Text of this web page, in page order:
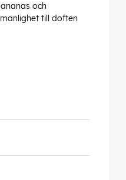
och
till doften